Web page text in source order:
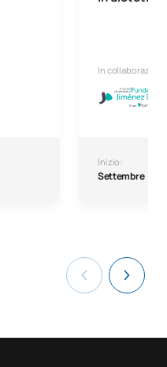
In
Inizio:
Settembre